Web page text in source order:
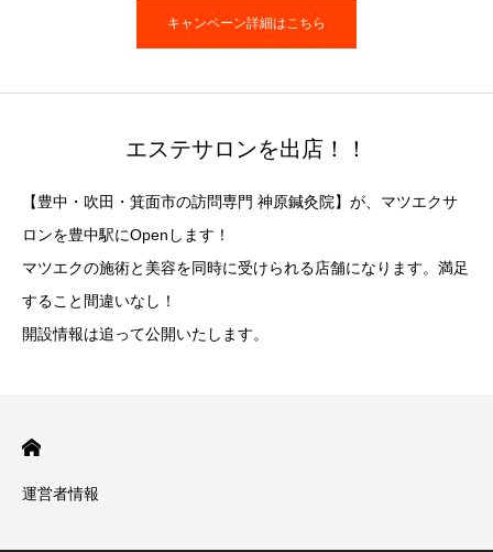
キャンペーン詳細はこちら
エステサロンを出店！！
【豊中・吹田・箕面市の訪問専門 神原鍼灸院】が、マツエクサ
ロンを豊中駅にOpenします！
マツエクの施術と美容を同時に受けられる店舗になります。満足
すること間違いなし！
開設情報は追って公開いたします。
運営者情報